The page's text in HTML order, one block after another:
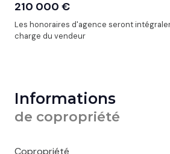
210 000 €
Les honoraires d'agence seront
charge du vendeur
Informations
de copropriété